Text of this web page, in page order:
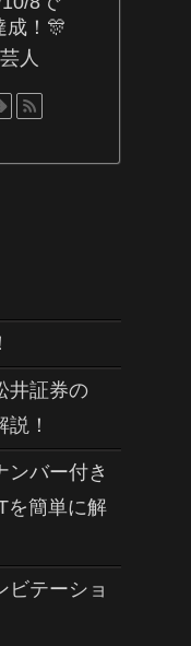
成！🎊
人
井証券の
！
ンバー付き
を簡単に解
ビテーショ